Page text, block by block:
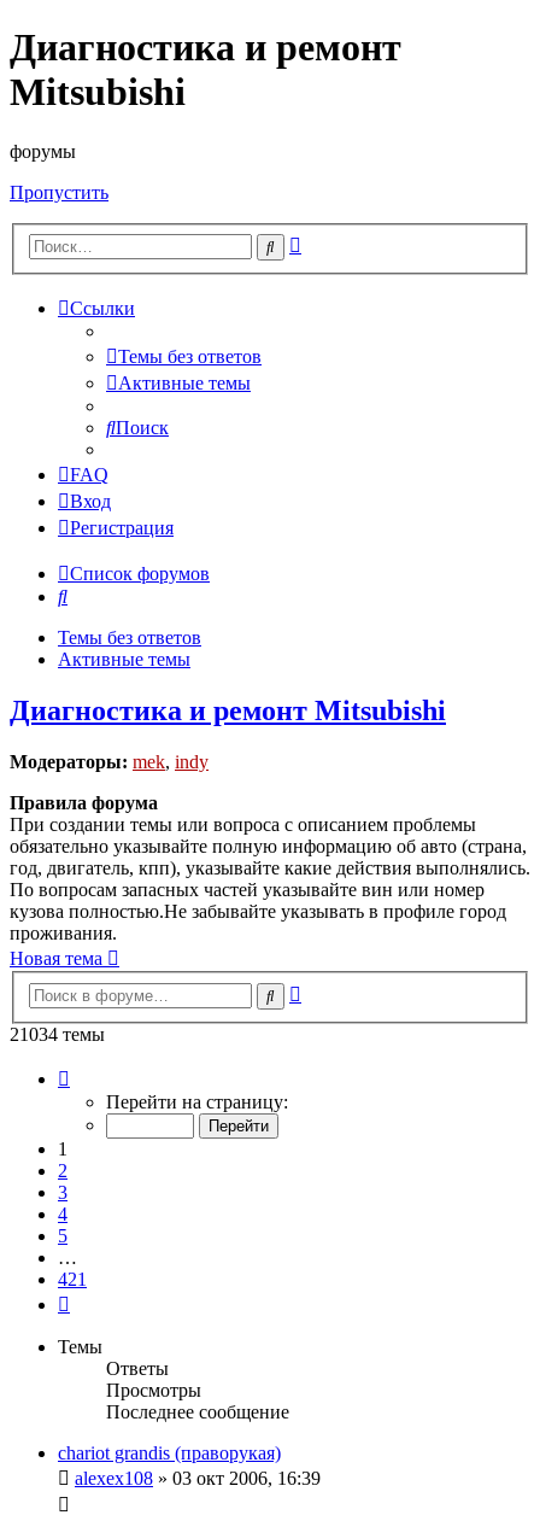
Диагностика и ремонт
Mitsubishi
форумы
Пропустить
Поиск
Ссылки
Темы без ответов
Активные темы
Поиск
FAQ
Вход
Регистрация
Список форумов
Поиск
Темы без ответов
Активные темы
Диагностика и ремонт Mitsubishi
Модераторы: mek, indy
Правила форума
При создании темы или вопроса с описанием проблемы
обязательно указывайте полную информацию об авто (страна,
год, двигатель, кпп), указывайте какие действия выполнялись.
По вопросам запасных частей указывайте вин или номер
кузова полностью.Не забывайте указывать в профиле город
проживания.
Новая тема
Поиск
21034 темы
Перейти на страницу:
1
2
3
4
5
…
421
Темы
Ответы
Просмотры
Последнее сообщение
chariot grandis (праворукая)
alexex108 » 03 окт 2006, 16:39